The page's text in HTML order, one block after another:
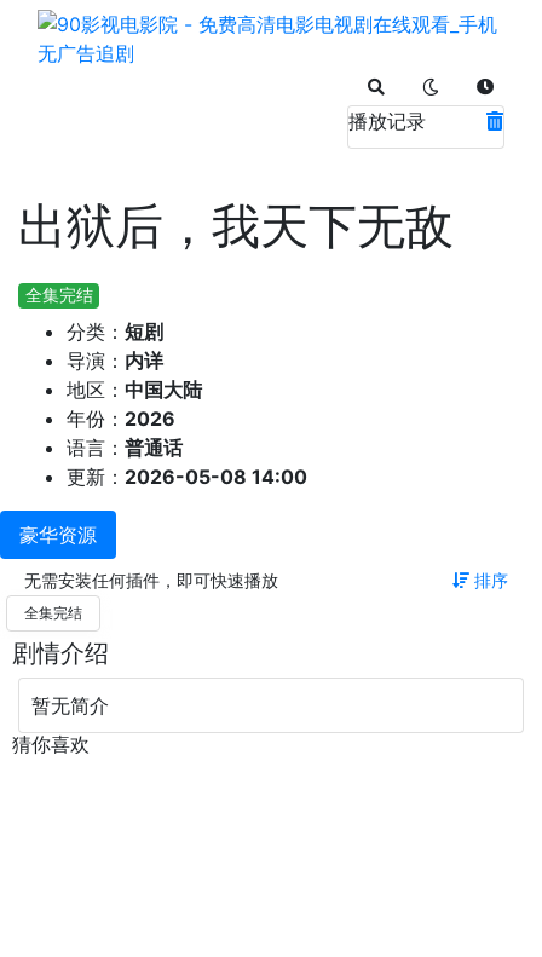
播放记录
出狱后，我天下无敌
全集完结
分类： 短剧
导演： 内详
地区： 中国大陆
年份： 2026
语言： 普通话
更新： 2026-05-08 14:00
豪华资源
无需安装任何插件，即可快速播放 排序
全集完结
剧情介绍
暂无简介
猜你喜欢